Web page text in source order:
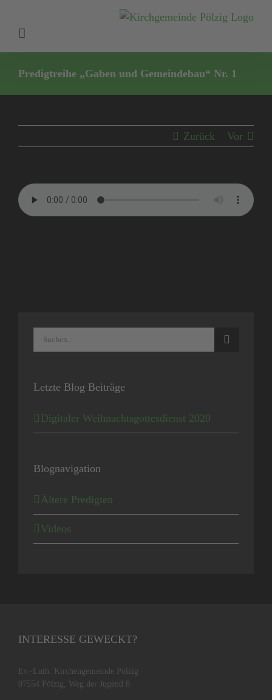
springen
Predigtreihe „Gaben und Gemeindebau“ Nr. 1
Zurück Vor
Suche
nach:
Letzte Blog Beiträge
Digitaler Weihnachtsgottesdienst 2020
Blognavigation
Ältere Predigten
Videos
INTERESSE GEWECKT?
Ev.-Luth. Kirchengemeinde Pölzig
07554 Pölzig, Weg der Jugend 8